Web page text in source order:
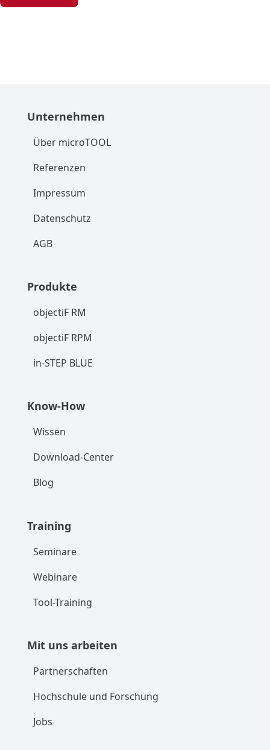
Unternehmen
Über microTOOL
Referenzen
Impressum
Datenschutz
AGB
Produkte
objectiF RM
objectiF RPM
in-STEP BLUE
Know-How
Wissen
Download-Center
Blog
Training
Seminare
Webinare
Tool-Training
Mit uns arbeiten
Partnerschaften
Hochschule und Forschung
Jobs